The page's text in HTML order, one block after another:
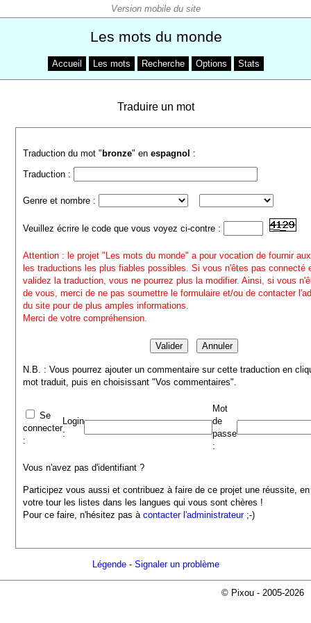
Les mots du monde
Accueil Les mots Recherche Options Stats
Traduire un mot
Traduction du mot " bronze" enespagnol :
Traduction :
Genre et nombre :
Veuillez écrire le code que vous voyez ci-contre :
Attention : le projet "Les mots du monde" a pour vocation de fournir
les traductions les plus fiables possibles. Si vous n'êtes pas connecté
validez la traduction, vous ne pourrez plus la modifier. Ainsi, si vous
de vous, merci de ne pas soumettre le formulaire et/ou de contacter
du site pour de plus amples informations.
Merci de votre compréhension.
N.B. : Vous pourrez ajouter un commentaire sur cette traduction en
mot traduit, puis en choisissant "Vos commentaires".
Se
connecter
:
Login
:
Mot
de
passe
:
Vous n'avez pas d'identifiant ?
Participez vous aussi et contribuez à faire de ce projet une réussite,
votre tour les listes dans les langues qui vous sont chères !
Pour ce faire, n'hésitez pas àcontacter l'administrateur;-)
Légende- Signaler un problème
© Pixou - 2005-2026